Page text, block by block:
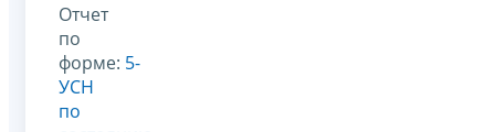
Отчет
по
форме: 5-
УСН
по